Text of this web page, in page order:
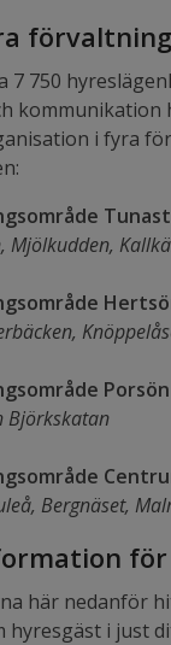
7 750
kommunikation
i fyra
Mjölkudden,
Porsön
Björkskatan
Bergnäset,
här nedanför
hyresgäst i just